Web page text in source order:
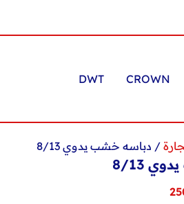
CROWN
DWT
/ دباسه خشب يدوي 8/13
8/13
السعر